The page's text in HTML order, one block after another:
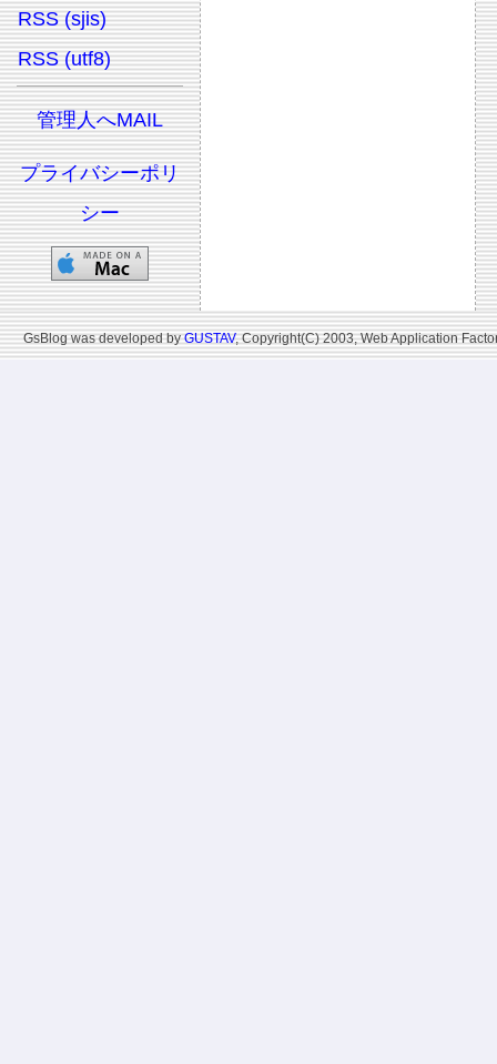
RSS (sjis)
RSS (utf8)
管理人へMAIL
プライバシーポリ
シー
GsBlog was developed byGUSTAV, Copyright(C) 2003, Web Application